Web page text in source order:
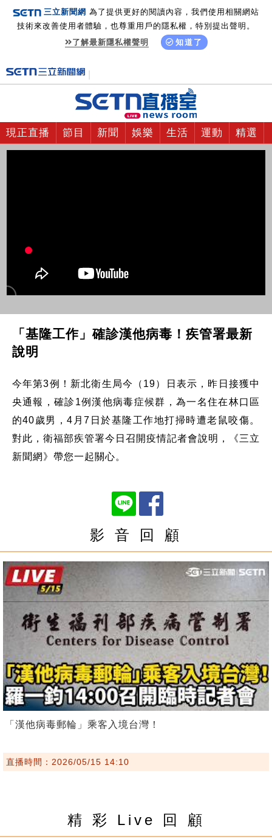
三立新聞網 為了提供更好的閱讀內容，我們使用相關網站
技術來改善使用者體驗，也尊重用戶的隱私權，特別提出聲明。
了解最新隱私權聲明
知道了
現正直播 節目 新聞 娛樂 生活 運動 精選
「基隆工作」確診漢他病毒！疾管署最新
說明
今年第3例！新北衛生局今（19）日表示，昨日接獲中
央通報，確診1例漢他病毒症候群，為一名住在林口區
的40歲男，4月7日於基隆工作地打掃時遭老鼠咬傷。
對此，衛福部疾管署今日召開疫情記者會說明，《三立
新聞網》帶您一起關心。
影 音 回 顧
「漢他病毒郵輪」乘客入境台灣！
直播時間：2026/05/15 14:10
精 彩 Live 回 顧